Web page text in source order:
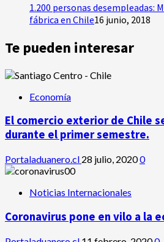
1.200 personas desempleadas:
fábrica en Chile16 junio, 2018
Te pueden interesar
Economía
El comercio exterior de Chile
durante el primer semestre.
Portaladuanero.cl 28 julio, 20200
Noticias Internacionales
Coronavirus pone en vilo a la